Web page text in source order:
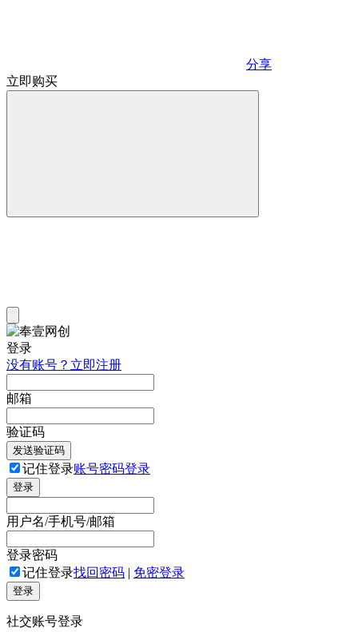
分享
立即购买
登录
没有账号？立即注册
邮箱
验证码
发送验证码
记住登录账号密码登录
登录
用户名/手机号/邮箱
登录密码
记住登录找回密码 | 免密登录
登录
社交账号登录